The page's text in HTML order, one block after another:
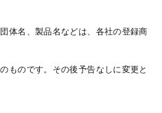
体名、製品名などは、各社の登録商
ものです。その後予告なしに変更と